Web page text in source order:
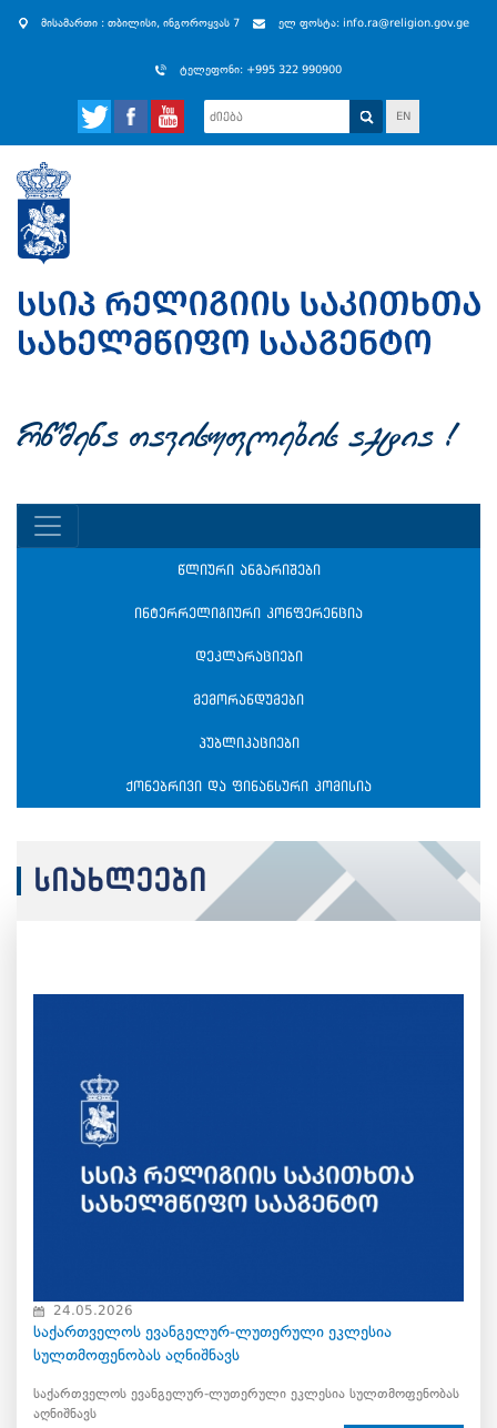
მისამართი : თბილისი, ინგოროყვას 7 ელ ფოსტა: info.ra@religion.gov.ge
ტელეფონი: +995 322 990900
EN
rwmena Tavisuflebis aqtia !
წლიური ანგარიშები
ინტერრელიგიური კონფერენცია
დეკლარაციები
მემორანდუმები
პუბლიკაციები
ქონებრივი და ფინანსური კომისია
სიახლეები
24.05.2026
საქართველოს ევანგელურ-ლუთერული ეკლესია
სულთმოფენობას აღნიშნავს
საქართველოს ევანგელურ-ლუთერული ეკლესია სულთმოფენობას
აღნიშნავს